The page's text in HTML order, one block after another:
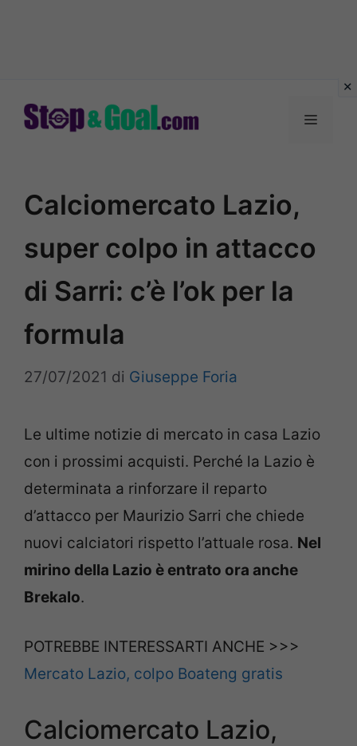
Menu
Calciomercato Lazio,
super colpo in attacco
di Sarri: c’è l’ok per la
formula
27/07/2021 di Giuseppe Foria
Le ultime notizie di mercato in casa Lazio
con i prossimi acquisti. Perché la Lazio è
determinata a rinforzare il reparto
d’attacco per Maurizio Sarri che chiede
nuovi calciatori rispetto l’attuale rosa. Nel
mirino della Lazio è entrato ora anche
Brekalo.
POTREBBE INTERESSARTI ANCHE >>>
Mercato Lazio, colpo Boateng gratis
Calciomercato Lazio,